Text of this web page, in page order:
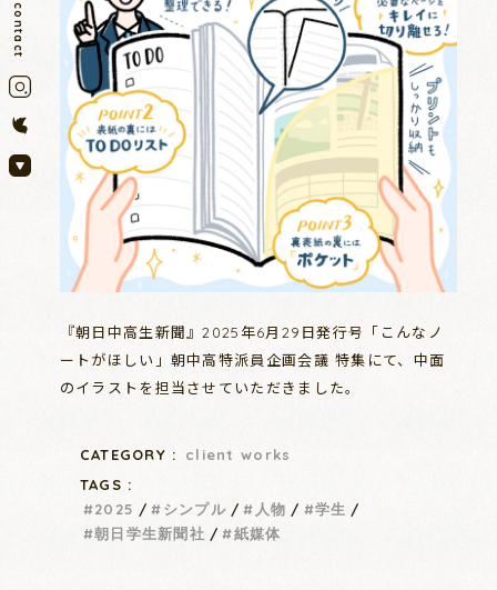
contact
『朝日中高生新聞』2025年6月29日発行号「こんなノ
ートがほしい」朝中高特派員企画会議 特集にて、中面
のイラストを担当させていただきました。
CATEGORY :
client works
TAGS :
2025
シンプル 人物
学生
朝日学生新聞社
紙媒体